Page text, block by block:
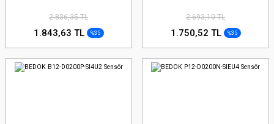
2.836,35 TL
1.843,63 TL %35
2.693,10 TL
1.750,52 TL %35